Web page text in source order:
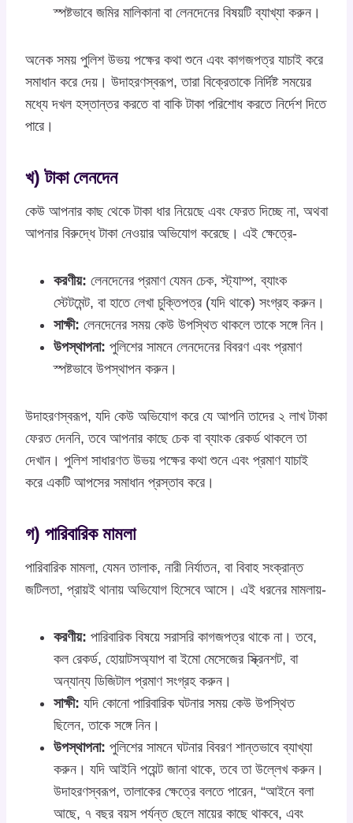
স্পষ্টভাবে জমির মালিকানা বা লেনদেনের বিষয়টি ব্যাখ্যা করুন।
অনেক সময় পুলিশ উভয় পক্ষের কথা শুনে এবং কাগজপত্র যাচাই করে
সমাধান করে দেয়। উদাহরণস্বরূপ, তারা বিক্রেতাকে নির্দিষ্ট সময়ের
মধ্যে দখল হস্তান্তর করতে বা বাকি টাকা পরিশোধ করতে নির্দেশ দিতে
পারে।
খ) টাকা লেনদেন
কেউ আপনার কাছ থেকে টাকা ধার নিয়েছে এবং ফেরত দিচ্ছে না, অথবা
আপনার বিরুদ্ধে টাকা নেওয়ার অভিযোগ করেছে। এই ক্ষেত্রে-
করণীয়: লেনদেনের প্রমাণ যেমন চেক, স্ট্যাম্প, ব্যাংক
স্টেটমেন্ট, বা হাতে লেখা চুক্তিপত্র (যদি থাকে) সংগ্রহ করুন।
সাক্ষী: লেনদেনের সময় কেউ উপস্থিত থাকলে তাকে সঙ্গে নিন।
উপস্থাপনা: পুলিশের সামনে লেনদেনের বিবরণ এবং প্রমাণ
স্পষ্টভাবে উপস্থাপন করুন।
উদাহরণস্বরূপ, যদি কেউ অভিযোগ করে যে আপনি তাদের ২ লাখ টাকা
ফেরত দেননি, তবে আপনার কাছে চেক বা ব্যাংক রেকর্ড থাকলে তা
দেখান। পুলিশ সাধারণত উভয় পক্ষের কথা শুনে এবং প্রমাণ যাচাই
করে একটি আপসের সমাধান প্রস্তাব করে।
গ) পারিবারিক মামলা
পারিবারিক মামলা, যেমন তালাক, নারী নির্যাতন, বা বিবাহ সংক্রান্ত
জটিলতা, প্রায়ই থানায় অভিযোগ হিসেবে আসে। এই ধরনের মামলায়-
করণীয়: পারিবারিক বিষয়ে সরাসরি কাগজপত্র থাকে না। তবে,
কল রেকর্ড, হোয়াটসঅ্যাপ বা ইমো মেসেজের স্ক্রিনশট, বা
অন্যান্য ডিজিটাল প্রমাণ সংগ্রহ করুন।
সাক্ষী: যদি কোনো পারিবারিক ঘটনার সময় কেউ উপস্থিত
ছিলেন, তাকে সঙ্গে নিন।
উপস্থাপনা: পুলিশের সামনে ঘটনার বিবরণ শান্তভাবে ব্যাখ্যা
করুন। যদি আইনি পয়েন্ট জানা থাকে, তবে তা উল্লেখ করুন।
উদাহরণস্বরূপ, তালাকের ক্ষেত্রে বলতে পারেন, “আইনে বলা
আছে, ৭ বছর বয়স পর্যন্ত ছেলে মায়ের কাছে থাকবে, এবং